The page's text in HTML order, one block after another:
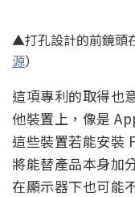
▲打孔設計的前鏡頭
源）
這項專利的取得也
他裝置上，像是
這些裝置若能安裝
將能替產品本身加
在顯示器下也可能